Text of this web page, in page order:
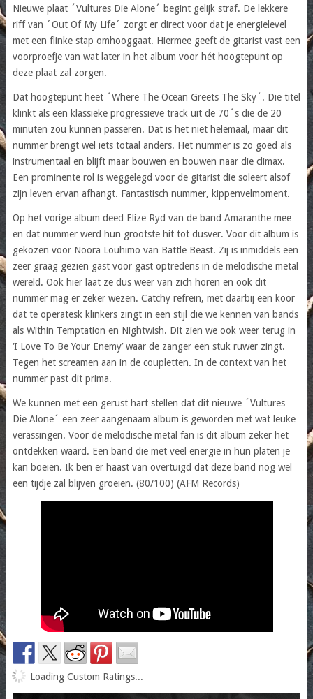
Nieuwe plaat ´Vultures Die Alone´ begint gelijk straf. De lekkere
riff van ´Out Of My Life´ zorgt er direct voor dat je energielevel
met een flinke stap omhooggaat. Hiermee geeft de gitarist vast een
voorproefje van wat later in het album voor hét hoogtepunt op
deze plaat zal zorgen.
Dat hoogtepunt heet ´Where The Ocean Greets The Sky´. Die titel
klinkt als een klassieke progressieve track uit de 70´s die de 20
minuten zou kunnen passeren. Dat is het niet helemaal, maar dit
nummer brengt wel iets totaal anders. Het nummer is zo goed als
instrumentaal en blijft maar bouwen en bouwen naar die climax.
Een prominente rol is weggelegd voor de gitarist die soleert alsof
zijn leven ervan afhangt. Fantastisch nummer, kippenvelmoment.
Op het vorige album deed Elize Ryd van de band Amaranthe mee
en dat nummer werd hun grootste hit tot dusver. Voor dit album is
gekozen voor Noora Louhimo van Battle Beast. Zij is inmiddels een
zeer graag gezien gast voor gast optredens in de melodische metal
wereld. Ook hier laat ze dus weer van zich horen en ook dit
nummer mag er zeker wezen. Catchy refrein, met daarbij een koor
dat te operatesk klinkers zingt in een stijl die we kennen van bands
als Within Temptation en Nightwish. Dit zien we ook weer terug in
‘I Love To Be Your Enemy’ waar de zanger een stuk ruwer zingt.
Tegen het screamen aan in de coupletten. In de context van het
nummer past dit prima.
We kunnen met een gerust hart stellen dat dit nieuwe ´Vultures
Die Alone´ een zeer aangenaam album is geworden met wat leuke
verassingen. Voor de melodische metal fan is dit album zeker het
ontdekken waard. Een band die met veel energie in hun platen je
kan boeien. Ik ben er haast van overtuigd dat deze band nog wel
een tijdje zal blijven groeien. (80/100) (AFM Records)
Loading Custom Ratings...